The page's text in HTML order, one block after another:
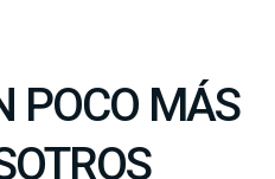
POCO MÁS